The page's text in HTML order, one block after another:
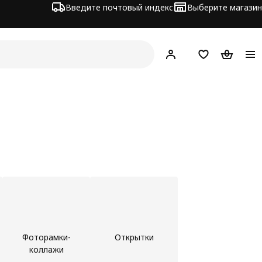
Введите почтовый индекс Выберите магазин
Hej! ВойтиСписокКорзина
Фоторамки-
коллажи
Открытки